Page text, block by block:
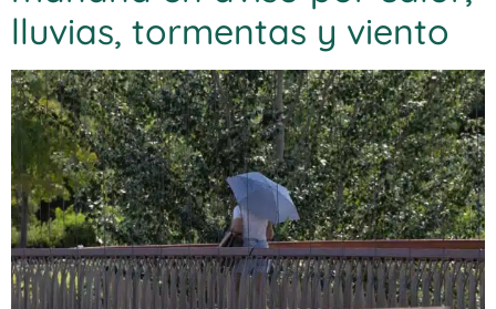
lluvias, tormentas y viento